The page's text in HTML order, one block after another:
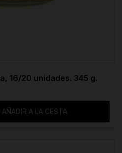
16/20 unidades. 345 g.
AÑADIR A LA CESTA